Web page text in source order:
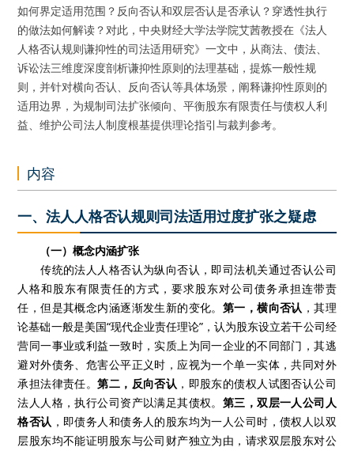
如何界定适用范围？反向否认和双层否认是否承认？穿透性执行
的做法如何解读？对此，中央财经大学法学院艾茜教授在《法人
人格否认规则谦抑性的司法适用研究》一文中，从商法、债法、
诉讼法三维度深度剖析谦抑性原则的法理基础，提炼一般性规
则，并针对横向否认、反向否认等具体场景，阐释谦抑性原则的
适用边界，为规制司法扩张倾向、平衡股东有限责任与债权人利
益、维护公司法人制度根基提供理论指引与裁判参考。
内容
一、法人人格否认规则司法适用过度扩张之疑虑
（一）概念内涵扩张
传统的法人人格否认为纵向否认，即司法机关通过否认公司
人格和股东有限责任的方式，要求股东对公司债务承担连带责
任，但是其概念内涵逐渐发生新的变化。 第一，横向否认 ，其理
论基础一般是美国“现代企业责任理论”，认为股东设立若干公司经
营同一事业或利益一致时，实质上为同一企业的不同部门，其逃
避对外债务、危害公平正义时，应视为一个单一实体，共同对外
承担法律责任。第二，反向否认 ，即股东的债权人试图否认公司
法人人格，执行公司资产以满足其债权。 第三，双层一人公司人
格否认 ，即债务人和债务人的股东均为一人公司时，债权人以双
层股东均不能证明股东与公司财产独立为由，请求双层股东对公